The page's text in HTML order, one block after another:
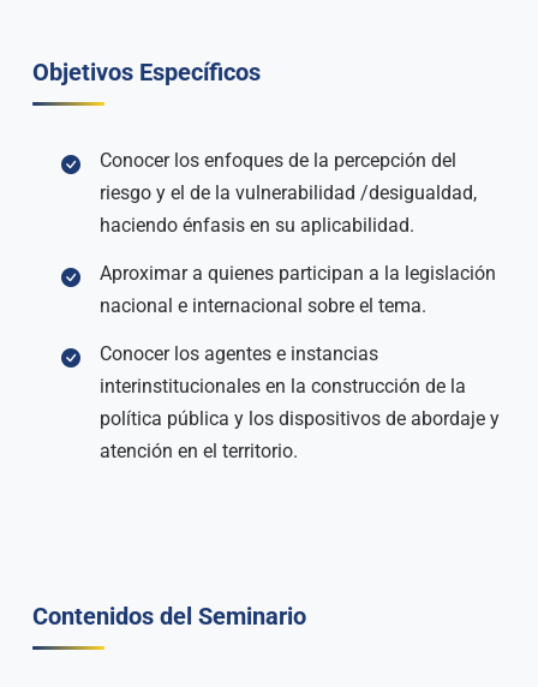
Objetivos Específicos
Conocer los enfoques de la percepción del
riesgo y el de la vulnerabilidad /desigualdad,
haciendo énfasis en su aplicabilidad.
Aproximar a quienes participan a la legislación
nacional e internacional sobre el tema.
Conocer los agentes e instancias
interinstitucionales en la construcción de la
política pública y los dispositivos de abordaje y
atención en el territorio.
Contenidos del Seminario